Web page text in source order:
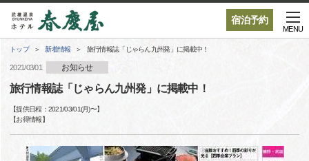
宿泊予約
MENU
トップ 新着情報 旅行情報誌「じゃらん九州発」に掲載中！
2021/03/01 お知らせ
旅行情報誌「じゃらん九州発」に掲載中！
【提供日程： 2021/03/01(月)〜】
【お得情報】